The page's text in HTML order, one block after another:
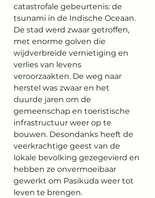
catastrofale gebeurtenis: de
tsunami in de Indische Oceaan.
De stad werd zwaar getroffen,
met enorme golven die
wijdverbreide vernietiging en
verlies van levens
veroorzaakten. De weg naar
herstel was zwaar en het
duurde jaren om de
gemeenschap en toeristische
infrastructuur weer op te
bouwen. Desondanks heeft de
veerkrachtige geest van de
lokale bevolking gezegevierd en
hebben ze onvermoeibaar
gewerkt om Pasikuda weer tot
leven te brengen.